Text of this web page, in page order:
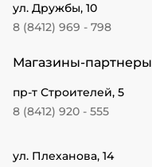
ул. Дружбы, 10
8 (8412) 969 - 798
Магазины-партнеры
пр-т Строителей, 5
8 (8412) 920 - 555
ул. Плеханова, 14